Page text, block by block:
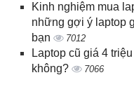
Kinh nghiệm mua
những gợi ý laptop
bạn
7012
Laptop cũ giá 4
không?
7066